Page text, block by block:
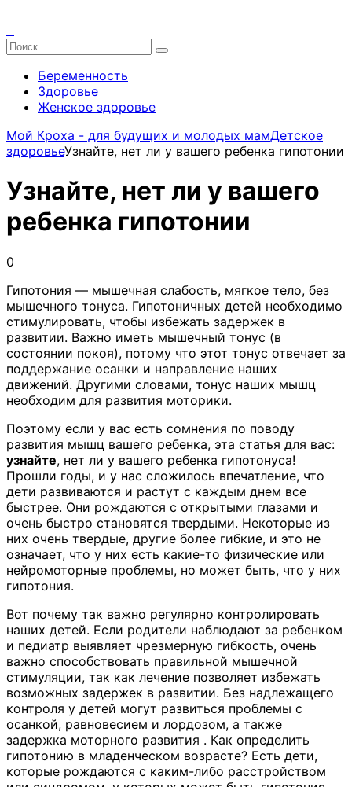
Беременность
Здоровье
Женское здоровье
Мой Кроха - для будущих и молодых мамДетское
здоровьеУзнайте, нет ли у вашего ребенка гипотонии
Узнайте, нет ли у вашего
ребенка гипотонии
0
Гипотония — мышечная слабость, мягкое тело, без
мышечного тонуса. Гипотоничных детей необходимо
стимулировать, чтобы избежать задержек в
развитии. Важно иметь мышечный тонус (в
состоянии покоя), потому что этот тонус отвечает за
поддержание осанки и направление наших
движений. Другими словами, тонус наших мышц
необходим для развития моторики.
Поэтому если у вас есть сомнения по поводу
развития мышц вашего ребенка, эта статья для вас:
узнайте, нет ли у вашего ребенка гипотонуса!
Прошли годы, и у нас сложилось впечатление, что
дети развиваются и растут с каждым днем все
быстрее. Они рождаются с открытыми глазами и
очень быстро становятся твердыми. Некоторые из
них очень твердые, другие более гибкие, и это не
означает, что у них есть какие-то физические или
нейромоторные проблемы, но может быть, что у них
гипотония.
Вот почему так важно регулярно контролировать
наших детей. Если родители наблюдают за ребенком
и педиатр выявляет чрезмерную гибкость, очень
важно способствовать правильной мышечной
стимуляции, так как лечение позволяет избежать
возможных задержек в развитии. Без надлежащего
контроля у детей могут развиться проблемы с
осанкой, равновесием и лордозом, а также
задержка моторного развития . Как определить
гипотонию в младенческом возрасте? Есть дети,
которые рождаются с каким-либо расстройством